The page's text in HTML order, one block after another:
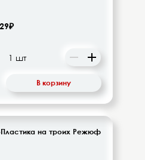
29₽
В корзину
на троих Режюф